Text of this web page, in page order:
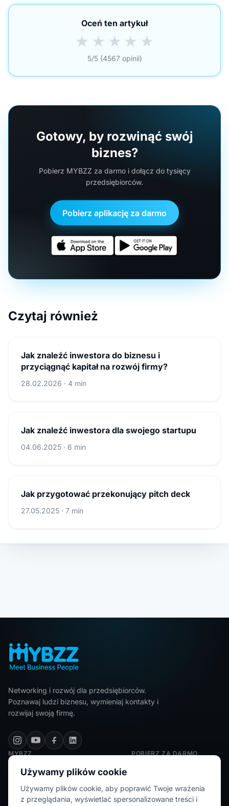
Oceń ten artykuł
★ ★ ★ ★ ★
5/5 (4567 opinii)
Gotowy, by rozwinąć swój
biznes?
Pobierz MYBZZ za darmo i dołącz do tysięcy
przedsiębiorców.
Pobierz aplikację za darmo
Czytaj również
Jak znaleźć inwestora do biznesu i
przyciągnąć kapitał na rozwój firmy?
28.02.2026 · 4 min
Jak znaleźć inwestora dla swojego startupu
04.06.2025 · 6 min
Jak przygotować przekonujący pitch deck
27.05.2025 · 7 min
Networking i rozwój dla przedsiębiorców.
Poznawaj ludzi biznesu, wymieniaj kontakty i
rozwijaj swoją firmę.
MYBZZ
Polityka prywatności
Regulamin
FAQ
POBIERZ ZA DARMO
Używamy plików cookie
Używamy plików cookie, aby poprawić Twoje wrażenia
z przeglądania, wyświetlać spersonalizowane treści i